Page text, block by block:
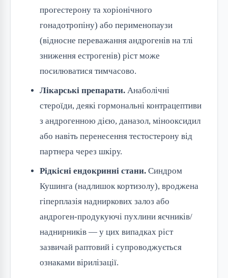
прогестерону та хоріонічного
гонадотропіну) або перименопаузи
(відносне переважання андрогенів на тлі
зниження естрогенів) ріст може
посилюватися тимчасово.
Лікарські препарати. Анаболічні
стероїди, деякі гормональні контрацептиви
з андрогенною дією, даназол, мінооксидил
або навіть перенесення тестостерону від
партнера через шкіру.
Рідкісні ендокринні стани. Синдром
Кушинга (надлишок кортизолу), вроджена
гіперплазія надниркових залоз або
андроген-продукуючі пухлини яєчників/
наднирників — у цих випадках ріст
зазвичай раптовий і супроводжується
ознаками вірилізації.